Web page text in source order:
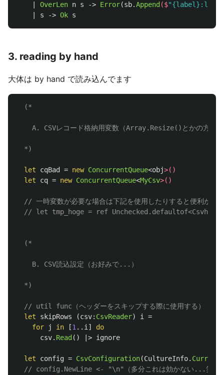
OverLen n s -> Error(sb.Append ($
s -> Ok s
3. reading by hand
大体は by hand で読み込んでます
(*
A. CSVレコード格納用変数（Array.Resize()とかの方が速
  *)
let cqBad = new ConcurrentQueue<obj>()
let
cq = new ConcurrentQueue<MyCsv>()
// 一時変数が必要な場合は下記を使用したりすると便利か
// let tmp_hoge = ref Unchecked.defaultof<Csvhoge>
(*
    B. CSV読込設定（お好みで...）
  *)
// util func（ヘッダーをスキップする際に使用する）
let
skipRows (csv: CsvReader) i
=
for
j in [1 .. i ]
do
csv. Read () |> ignore
let config = CsvConfiguration(CultureInfo.
// config.NewLine <- "\n"（多分これは効かない...笑）